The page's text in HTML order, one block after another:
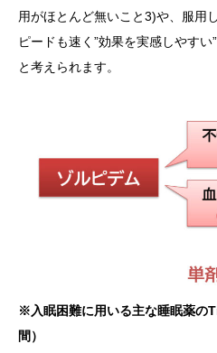
用がほとんど無いこと3)や、服用
ピードも速く”効果を実感しやす
と考えられます。
※入眠困難に用いる主な睡眠薬の
間）